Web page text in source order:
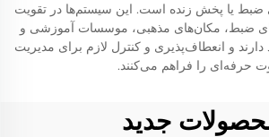
ضبط یا پخش زنده است. این سیستم‌ها در تقویت
ضبط، مکان‌های مذهبی، موسسات آموزشی و
و انعطاف‌پذیری و کنترل لازم برای مدیریت
حرفه‌ای را فراهم می‌کنند.
جدید